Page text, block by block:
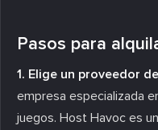
Pasos para
1. Elige un proveedor
empresa especializada
juegos. Host Havoc es